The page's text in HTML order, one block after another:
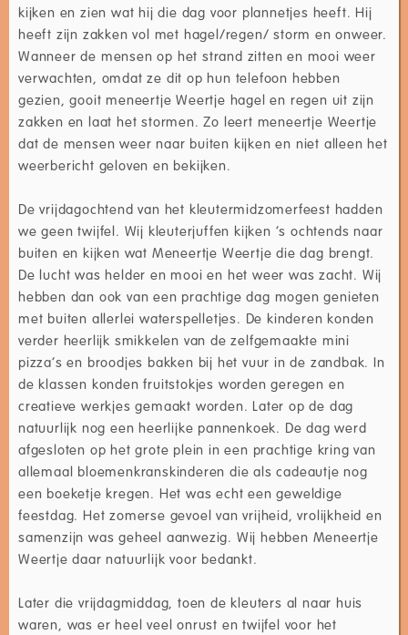
kijken en zien wat hij die dag voor plannetjes heeft. Hij
heeft zijn zakken vol met hagel/regen/ storm en onweer.
Wanneer de mensen op het strand zitten en mooi weer
verwachten, omdat ze dit op hun telefoon hebben
gezien, gooit meneertje Weertje hagel en regen uit zijn
zakken en laat het stormen. Zo leert meneertje Weertje
dat de mensen weer naar buiten kijken en niet alleen het
weerbericht geloven en bekijken.
De vrijdagochtend van het kleutermidzomerfeest hadden
we geen twijfel. Wij kleuterjuffen kijken ‘s ochtends naar
buiten en kijken wat Meneertje Weertje die dag brengt.
De lucht was helder en mooi en het weer was zacht. Wij
hebben dan ook van een prachtige dag mogen genieten
met buiten allerlei waterspelletjes. De kinderen konden
verder heerlijk smikkelen van de zelfgemaakte mini
pizza’s en broodjes bakken bij het vuur in de zandbak. In
de klassen konden fruitstokjes worden geregen en
creatieve werkjes gemaakt worden. Later op de dag
natuurlijk nog een heerlijke pannenkoek. De dag werd
afgesloten op het grote plein in een prachtige kring van
allemaal bloemenkranskinderen die als cadeautje nog
een boeketje kregen. Het was echt een geweldige
feestdag. Het zomerse gevoel van vrijheid, vrolijkheid en
samenzijn was geheel aanwezig. Wij hebben Meneertje
Weertje daar natuurlijk voor bedankt.
Later die vrijdagmiddag, toen de kleuters al naar huis
waren, was er heel veel onrust en twijfel voor het